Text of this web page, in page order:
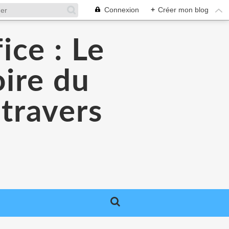
Connexion + Créer mon blog
: Le
du